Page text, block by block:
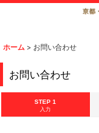
ホーム > お問い合わせ
お問い合わせ
STEP 1
入力